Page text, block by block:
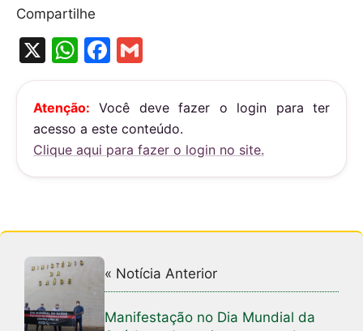
Compartilhe
X
W
h
at
s
A
p
F
a
c
e
b
o
k
m
ai
l
Atenção: Você deve fazer o login para ter
acesso a este conteúdo.
Clique aqui para fazer o login no site.
« Notícia Anterior
Manifestação no Dia Mundial da